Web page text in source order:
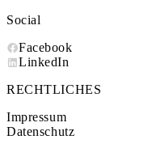
Social
Facebook
LinkedIn
RECHTLICHES
Impressum
Datenschutz